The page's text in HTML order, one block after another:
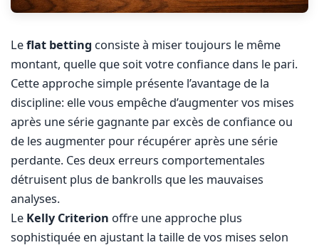
Leflat betting consiste à miser toujours le même
montant, quelle que soit votre confiance dans le pari.
Cette approche simple présente l’avantage de la
discipline: elle vous empêche d’augmenter vos mises
après une série gagnante par excès de confiance ou
de les augmenter pour récupérer après une série
perdante. Ces deux erreurs comportementales
détruisent plus de bankrolls que les mauvaises
analyses.
Le Kelly Criterion offre une approche plus
sophistiquée en ajustant la taille de vos mises selon